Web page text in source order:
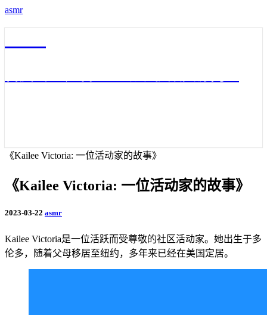
asmr
《Kailee Victoria: 一位活动家的故事》
《Kailee Victoria: 一位活动家的故事》
2023-03-22 asmr
Kailee Victoria是一位活跃而受尊敬的社区活动家。她出生于多
伦多，随着父母移居至纽约，多年来已经在美国定居。